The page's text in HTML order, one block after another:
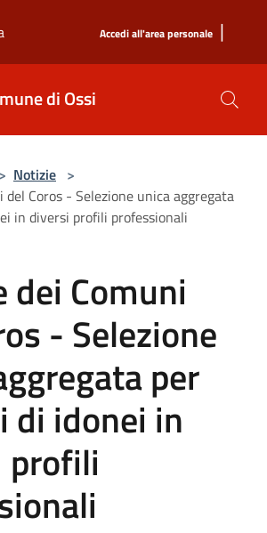
Accedi all'area personale |
di Ossi
> Notizie >
del Coros - Selezione unica aggregata
in diversi profili professionali
dei Comuni
- Selezione
per
di idonei in
profili